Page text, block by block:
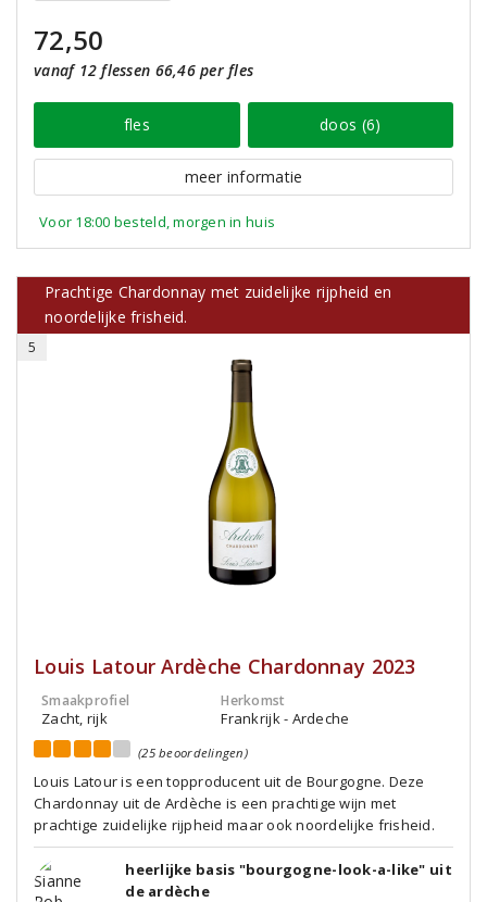
72,50
vanaf 12 flessen 66,46 per fles
fles doos (6)
meer informatie
Voor 18:00 besteld, morgen in huis
Prachtige Chardonnay met zuidelijke rijpheid en
noordelijke frisheid.
5
Louis Latour Ardèche Chardonnay 2023
Smaakprofiel
Zacht, rijk
Herkomst
Frankrijk - Ardeche
(25 beoordelingen)
Louis Latour is een topproducent uit de Bourgogne. Deze
Chardonnay uit de Ardèche is een prachtige wijn met
prachtige zuidelijke rijpheid maar ook noordelijke frisheid.
heerlijke basis "bourgogne-look-a-like" uit
de ardèche